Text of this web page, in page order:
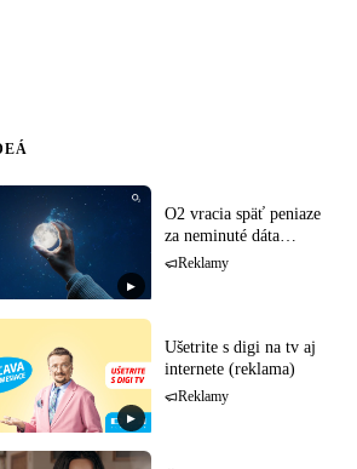
▶
O2 vracia späť peniaze
za neminuté dáta
(reklama)
Reklamy
▶
Ušetrite s digi na tv aj
internete (reklama)
Reklamy